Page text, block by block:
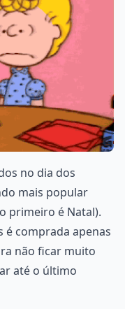
no dia dos
mais popular
primeiro é Natal).
é comprada apenas
não ficar muito
até o último